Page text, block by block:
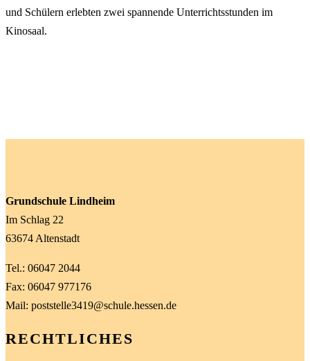
und Schülern erlebten zwei spannende Unterrichtsstunden im
Kinosaal.
Grundschule Lindheim
Im Schlag 22
63674 Altenstadt
Tel.: 06047 2044
Fax: 06047 977176
Mail: poststelle3419@schule.hessen.de
RECHTLICHES